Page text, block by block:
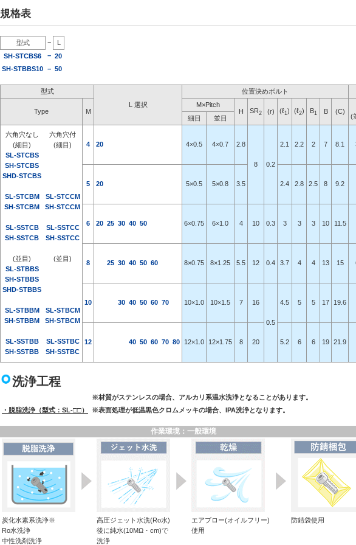
規格表
型式 −
SH-STCBS6
− 20
SH-STBBS10 − 50
型式
L 選択
位置決めボルト
Type M
M×Pitch
H
SR2 (r) (ℓ1) (ℓ2) B1 B (C)
(
細目 並目
六角穴なし
(細目)
SL-STCBS
SH-STCBS
SHD-STCBS
SL-STCBM
SH-STCBM
SL-SSTCB
SH-SSTCB
(並目)
SL-STBBS
SH-STBBS
SHD-STBBS
SL-STBBM
SH-STBBM
SL-SSTBB
SH-SSTBB
六角穴付
(細目)
SL-STCCM
SH-STCCM
SL-SSTCC
SH-SSTCC
(並目)
SL-STBCM
SH-STBCM
SL-SSTBC
SH-SSTBC
4 20 4×0.5 4×0.7 2.8
8 0.2
2.1 2.2 2 7 8.1
5 20 5×0.5 5×0.8 3.5 2.4 2.8 2.5 8 9.2
6 20 25 30 40 50 6×0.75 6×1.0 4 10 0.3 3 3 3 10 11.5
8 25 30 40 50 60 8×0.75 8×1.25 5.5 12 0.4 3.7 4 4 13 15
10 30 40 50 60 70 10×1.0 10×1.5 7 16
0.5
4.5 5 5 17 19.6
12 40 50 60 70 80 12×1.0 12×1.75 8 20 5.2 6 6 19 21.9
洗浄工程
※材質がステンレスの場合、アルカリ系温水洗浄となることがあります。
・脱脂洗浄（型式：SL-□□）
※表面処理が低温黒色クロムメッキの場合、IPA洗浄となります。
作業環境：一般環境
炭化水素系洗浄※
Ro水洗浄
中性洗剤洗浄
高圧ジェット水洗(Ro水)
後に純水(10MΩ・cm)で
洗浄
エアブロー(オイルフリー)
使用
防錆袋使用